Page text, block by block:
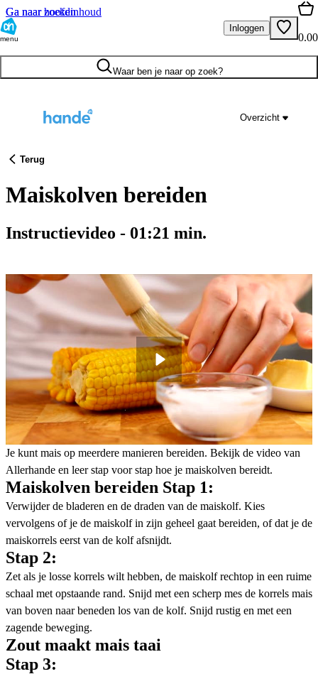
Ga naar hoofdinhoud
Ga naar zoeken
menu
Inloggen
0.00
Waar ben je naar op zoek?
Overzicht
Terug
Maiskolven bereiden
Instructievideo - 01:21 min.
Je kunt mais op meerdere manieren bereiden. Bekijk de video van
Allerhande en leer stap voor stap hoe je maiskolven bereidt.
Maiskolven bereiden Stap 1:
Verwijder de bladeren en de draden van de maiskolf. Kies
vervolgens of je de maiskolf in zijn geheel gaat bereiden, of dat je de
maiskorrels eerst van de kolf afsnijdt.
Stap 2:
Zet als je losse korrels wilt hebben, de maiskolf rechtop in een ruime
schaal met opstaande rand. Snijd met een scherp mes de korrels mais
van boven naar beneden los van de kolf. Snijd rustig en met een
zagende beweging.
Zout maakt mais taai
Stap 3: